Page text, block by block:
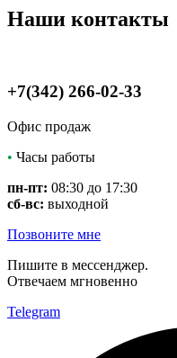
Наши контакты
+7(342) 266-02-33
Офис продаж
• Часы работы
пн-пт: 08:30 до 17:30
сб-вс: выходной
Позвоните мне
Пишите в мессенджер.
Отвечаем мгновенно
Telegram